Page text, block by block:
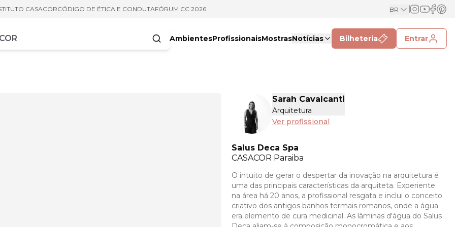
CASACORCÓDIGO DE ÉTICA E CONDUTAFÓRUM CC 2026 BR
AmbientesProfissionaisMostrasNotícias Bilheteria Entrar
Sarah Cavalcanti
Arquitetura
Ver profissional
Salus Deca Spa
CASACOR Paraiba
O intuito de gerar o despertar da inovação na arquitetura é
uma das principais características da arquiteta. Experiente
na área há 20 anos, a profissional resgata e inclui o conceito
criativo dos antigos banhos termais romanos, onde a água
era elemento de cura medicinal. As lâminas d'água do Salus